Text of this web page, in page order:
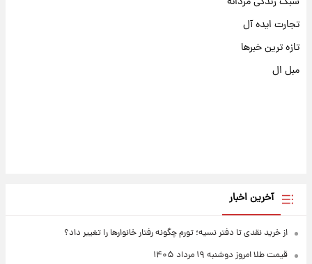
تجارت ایده آل
تازه ترین خبرها
مبل ال
آخرین اخبار
از خرید نقدی تا دفتر نسیه؛ تورم چگونه رفتار خانوارها را تغییر داد؟
قیمت طلا امروز دوشنبه ۱۹ مرداد ۱۴۰۵